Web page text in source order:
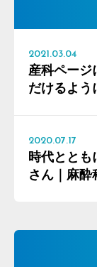
2021.03.04
産科ページ
だけるよう
2020.07.17
時代とと
さん｜麻酔